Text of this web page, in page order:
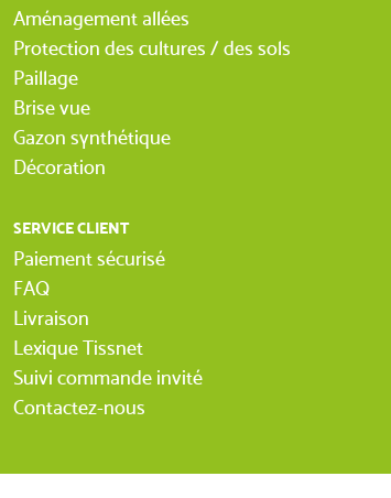
Aménagement allées
Protection des cultures / des sols
Paillage
Brise vue
Gazon synthétique
Décoration
SERVICE CLIENT
Paiement sécurisé
FAQ
Livraison
Lexique Tissnet
Suivi commande invité
Contactez-nous